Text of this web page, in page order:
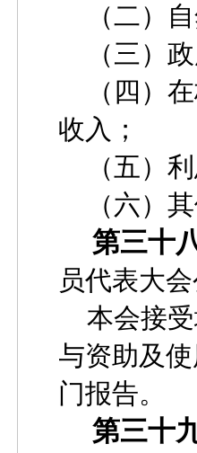
（二）
（三）
（四）
收入；
（五）
（六）
第三十
员代表大
本会接
与资助及
门报告。
第三十